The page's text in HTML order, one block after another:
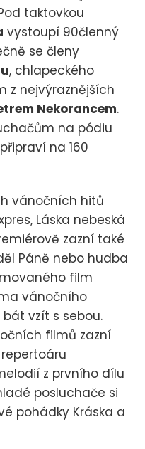
taktovkou
vystoupí 90členný
se členy
, chlapeckého
z nejvýraznějších
Nekorancem.
na pódiu
na 160
vánočních hitů
Láska nebeská
zazní také
Páně nebo hudba
film
vánočního
vzít s sebou.
filmů zazní
z prvního dílu
posluchače si
pohádky Kráska a